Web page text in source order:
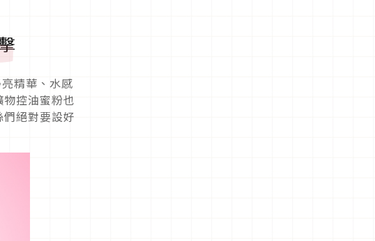
精華、水感
控油蜜粉也
絕對要設好